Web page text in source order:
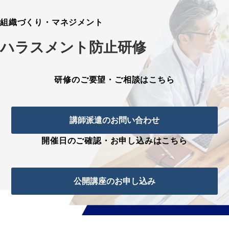
組織づくり・マネジメント
ハラスメント防止研修
研修のご要望・ご相談はこちら
講師派遣のお問い合わせ
開催日のご確認・お申し込みはこちら
公開講座のお申し込み